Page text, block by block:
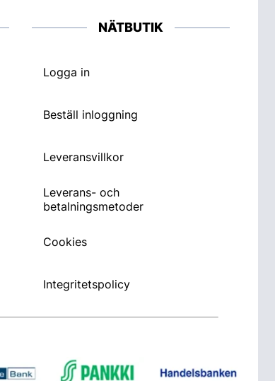
NÄTBUTIK
Logga in
Beställ inloggning
Leveransvillkor
Leverans- och
betalningsmetoder
Cookies
Integritetspolicy